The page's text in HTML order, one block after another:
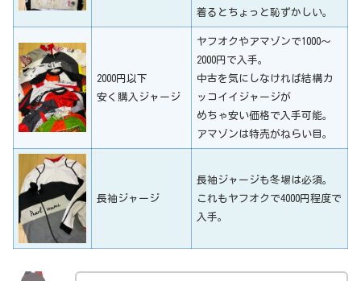
着るとちょっと恥ずかしい。
2000円以下
安く購入ジャージ
ヤフオクやアマゾンで1000～
2000円で入手。
中古を気にしなければ結構カ
ッコイイジャージが
めちゃ安い価格で入手可能。
アマゾンは特売がねらい目。
長袖ジャージ
長袖ジャージも冬場は必須。
これもヤフオクで4000円程度で
入手。